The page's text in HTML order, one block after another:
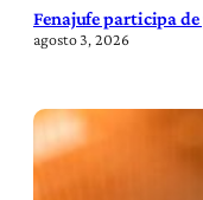
Fenajufe participa
agosto 3, 2026